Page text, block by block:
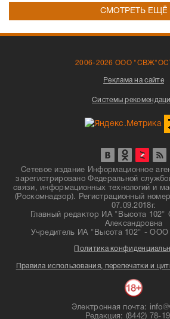
СМОТРЕТЬ ЕЩЁ
2006-2026 ООО
Реклама на сайте
Системы
Сетевое издание Информационное
зарегистрировано Федеральной
связи, информационных технологий и
(Роскомнадзор). Регистрационный
07.09.2018г.
Главный редактор ИА "Высота 102"
Александровна
Учредитель ИА "Высота 102" -
Политика
Правила использования, перепечатки и
Электронная почта:
Редакция: (8442) 78-